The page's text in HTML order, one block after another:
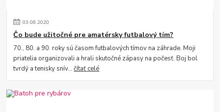
03.08.2020
Čo bude užitočné pre amatérsky futbalový tím?
70., 80. a 90. roky sú časom futbalových tímov na záhrade. Moji
priatelia organizovali a hrali skutočné zápasy na počesť. Boj bol
tvrdý a tenisky snív...čítať celé